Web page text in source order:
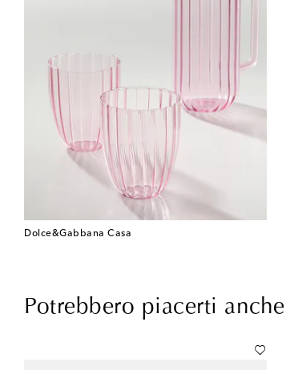
Dolce&Gabbana Casa
Potrebbero piacerti anche